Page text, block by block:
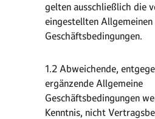
gelten ausschließlich die
eingestellten Allgemeinen
Geschäftsbedingungen.
1.2 Abweichende,
ergänzende Allgemeine
Geschäftsbedingungen
Kenntnis, nicht